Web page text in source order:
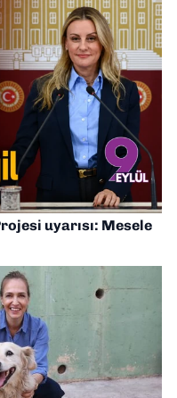
uyarısı: Mesele